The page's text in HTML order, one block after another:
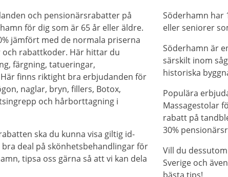
och pensionärsrabatter på
för dig som är 65 år eller äldre.
jämfört med de normala priserna
och rabattkoder. Här hittar du
färgning, tatueringar,
finns riktight bra erbjudanden för
naglar, bryn, fillers, Botox,
och hårborttagning i
ska du kunna visa giltig id-
deal på skönhetsbehandlingar för
tipsa oss gärna så att vi kan dela
Söderhamn har
eller seniorer
Söderhamn är
särskilt inom
historiska
Populära
Massagestolar
rabatt på
30%
Vill du
Sverige och